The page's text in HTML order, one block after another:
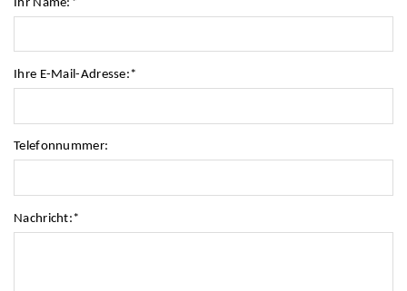
Ihr Name: *
Ihre E-Mail-Adresse:*
Telefonnummer:
Nachricht:*